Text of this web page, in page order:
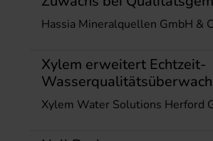
Hassia Mineralquellen GmbH &
Xylem erweitert Echtzeit-
Xylem Water Solutions Herford